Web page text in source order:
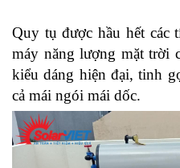
Quy tụ được hầu hết các
máy năng lượng mặt trời
kiểu dáng hiện đại, tinh
cả mái ngói mái dốc.